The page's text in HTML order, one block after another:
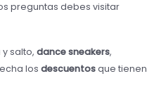
preguntas debes visitar
salto, dance sneakers,
los descuentosque tienen